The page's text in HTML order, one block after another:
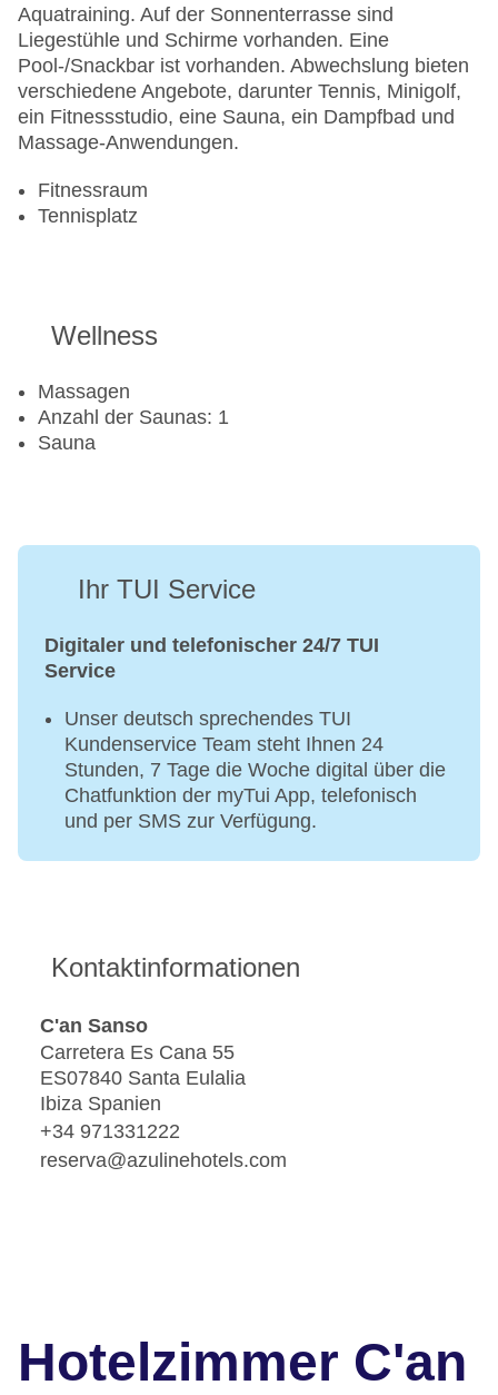
Aquatraining. Auf der Sonnenterrasse sind
Liegestühle und Schirme vorhanden. Eine
Pool-/Snackbar ist vorhanden. Abwechslung bieten
verschiedene Angebote, darunter Tennis, Minigolf,
ein Fitnessstudio, eine Sauna, ein Dampfbad und
Massage-Anwendungen.
Fitnessraum
Tennisplatz
Wellness
Massagen
Anzahl der Saunas: 1
Sauna
Ihr TUI Service
Digitaler und telefonischer 24/7 TUI
Service
Unser deutsch sprechendes TUI
Kundenservice Team steht Ihnen 24
Stunden, 7 Tage die Woche digital über die
Chatfunktion der myTui App, telefonisch
und per SMS zur Verfügung.
Kontaktinformationen
C'an Sanso
Carretera Es Cana 55
ES07840 Santa Eulalia
Ibiza Spanien
+34 971331222
reserva@azulinehotels.com
Hotelzimmer C'an